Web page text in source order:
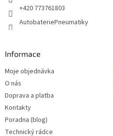
+420 773761803
AutobateriePneumatiky
Informace
Moje objednávka
O nás
Doprava a platba
Kontakty
Poradna (blog)
Technický rádce